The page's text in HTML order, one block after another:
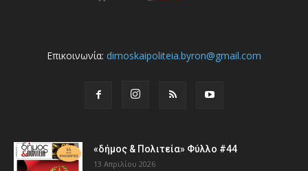
Επικοινωνία: dimoskaipoliteia.byron@gmail.com
«δήμος & Πολιτεία» Φύλλο #44
13 Απριλίου 2026